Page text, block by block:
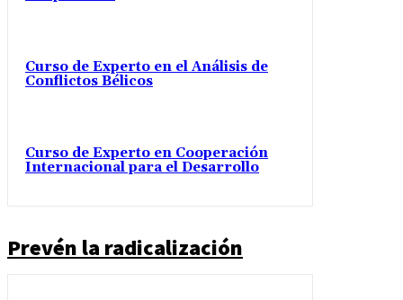
Curso de Experto en el Análisis de
Conflictos Bélicos
Curso de Experto en Cooperación
Internacional para el Desarrollo
Prevén la radicalización